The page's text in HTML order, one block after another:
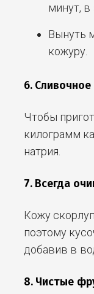
минут, в
Вынуть
кожуру.
6.
Чтобы
килограмм
натрия.
7. Всегда
Кожу
поэтому
добавив в
8. Чистые